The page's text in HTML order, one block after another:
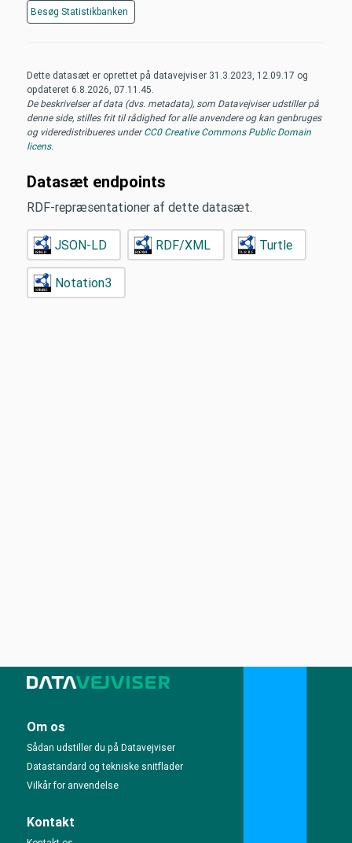
Besøg Statistikbanken
Dette datasæt er oprettet på datavejviser 31.3.2023, 12.09.17 og
opdateret 6.8.2026, 07.11.45
De beskrivelser af data (dvs. metadata), som Datavejviser udstiller på
denne side, stilles frit til rådighed for alle anvendere og kan genbruges
og videredistribueres underCC0 Creative Commons Public Domain
licens.
Datasæt endpoints
RDF-repræsentationer af dette datasæt.
JSON-LD RDF/XML Turtle
Notation3
Om os
Sådan udstiller du på Datavejviser
Datastandard og tekniske snitflader
Vilkår for anvendelse
Kontakt